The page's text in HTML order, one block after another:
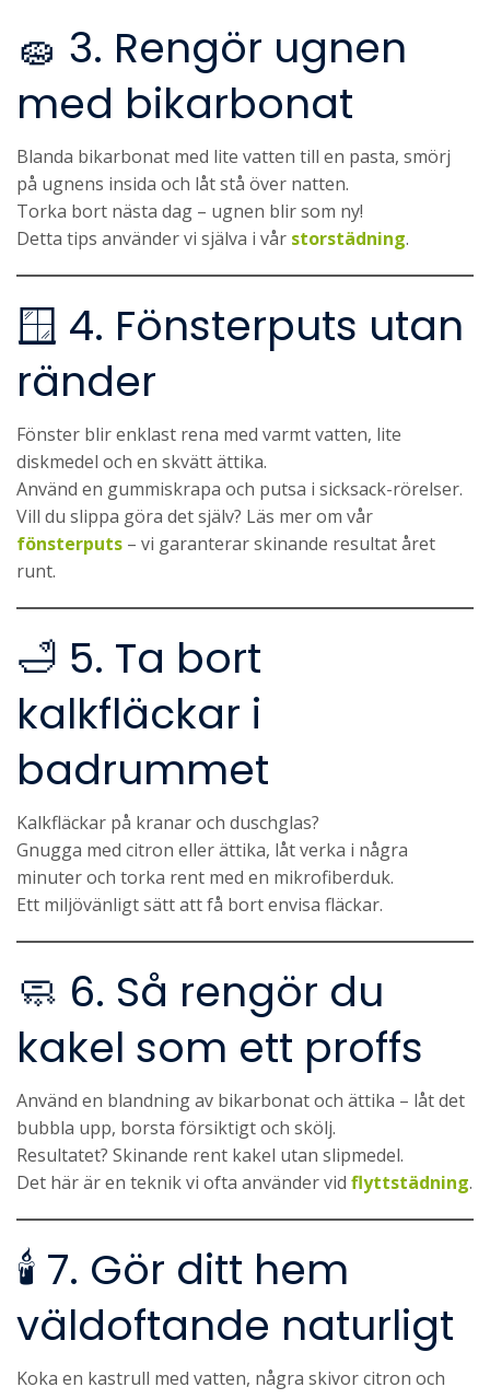
🧽 3. Rengör ugnen
med bikarbonat
Blanda bikarbonat med lite vatten till en pasta, smörj
på ugnens insida och låt stå över natten.
Torka bort nästa dag – ugnen blir som ny!
Detta tips använder vi själva i vår storstädning.
🪟 4. Fönsterputs utan
ränder
Fönster blir enklast rena med varmt vatten, lite
diskmedel och en skvätt ättika.
Använd en gummiskrapa och putsa i sicksack-rörelser.
Vill du slippa göra det själv? Läs mer om vår
fönsterputs – vi garanterar skinande resultat året
runt.
🛁 5. Ta bort
kalkfläckar i
badrummet
Kalkfläckar på kranar och duschglas?
Gnugga med citron eller ättika, låt verka i några
minuter och torka rent med en mikrofiberduk.
Ett miljövänligt sätt att få bort envisa fläckar.
🧼 6. Så rengör du
kakel som ett proffs
Använd en blandning av bikarbonat och ättika – låt det
bubbla upp, borsta försiktigt och skölj.
Resultatet? Skinande rent kakel utan slipmedel.
Det här är en teknik vi ofta använder vid flyttstädning.
🕯️ 7. Gör ditt hem
väldoftande naturligt
Koka en kastrull med vatten, några skivor citron och